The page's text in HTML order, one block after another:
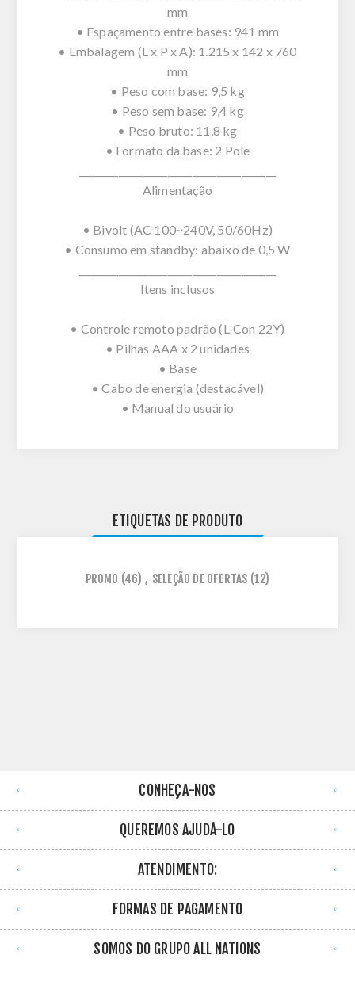
mm
• Espaçamento entre bases: 941 mm
• Embalagem (L x P x A): 1.215 x 142 x 760
mm
• Peso com base: 9,5 kg
• Peso sem base: 9,4 kg
• Peso bruto: 11,8 kg
• Formato da base: 2 Pole
Alimentação
• Bivolt (AC 100~240V, 50/60Hz)
• Consumo em standby: abaixo de 0,5 W
Itens inclusos
• Controle remoto padrão (L-Con 22Y)
• Pilhas AAA x 2 unidades
• Base
• Cabo de energia (destacável)
• Manual do usuário
ETIQUETAS DE PRODUTO
PROMO (46) , SELEÇÃO DE OFERTAS (12)
CONHEÇA-NOS
QUEREMOS AJUDÁ-LO
ATENDIMENTO:
FORMAS DE PAGAMENTO
SOMOS DO GRUPO ALL NATIONS